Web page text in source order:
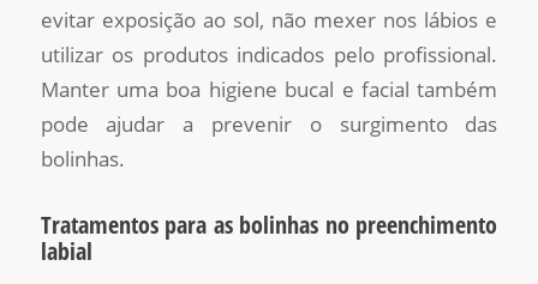
evitar exposição ao sol, não mexer nos lábios e
utilizar os produtos indicados pelo profissional.
Manter uma boa higiene bucal e facial também
pode ajudar a prevenir o surgimento das
bolinhas.
Tratamentos para as bolinhas no preenchimento
labial